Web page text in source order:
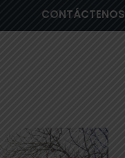
CONTÁCTENOS